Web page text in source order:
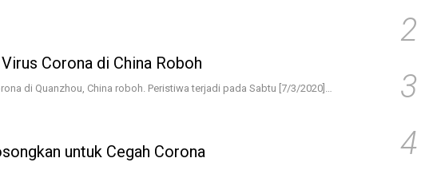
Corona di China Roboh
di Quanzhou, China roboh. Peristiwa terjadi pada Sabtu [7/3/2020]…
untuk Cegah Corona
2
3
4